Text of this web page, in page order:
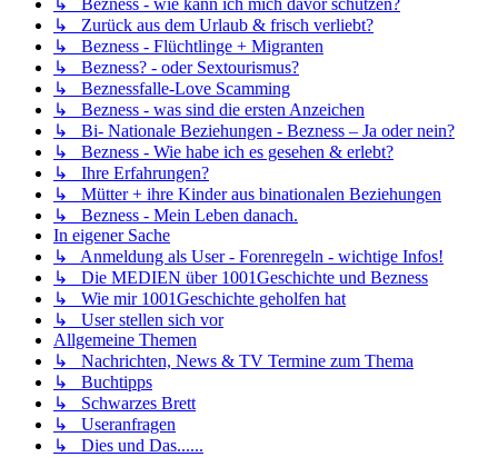
↳ Bezness - wie kann ich mich davor schützen?
↳ Zurück aus dem Urlaub & frisch verliebt?
↳ Bezness - Flüchtlinge + Migranten
↳ Bezness? - oder Sextourismus?
↳ Beznessfalle-Love Scamming
↳ Bezness - was sind die ersten Anzeichen
↳ Bi- Nationale Beziehungen - Bezness – Ja oder nein?
↳ Bezness - Wie habe ich es gesehen & erlebt?
↳ Ihre Erfahrungen?
↳ Mütter + ihre Kinder aus binationalen Beziehungen
↳ Bezness - Mein Leben danach.
In eigener Sache
↳ Anmeldung als User - Forenregeln - wichtige Infos!
↳ Die MEDIEN über 1001Geschichte und Bezness
↳ Wie mir 1001Geschichte geholfen hat
↳ User stellen sich vor
Allgemeine Themen
↳ Nachrichten, News & TV Termine zum Thema
↳ Buchtipps
↳ Schwarzes Brett
↳ Useranfragen
↳ Dies und Das......